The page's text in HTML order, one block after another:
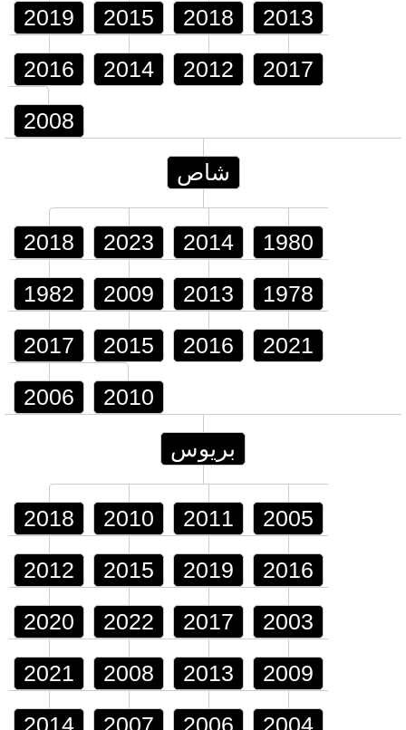
2019 2015 2018 2013
2016 2014 2012 2017
2008
شاص
2018 2023 2014 1980
1982 2009 2013 1978
2017 2015 2016 2021
2006 2010
بريوس
2018 2010 2011 2005
2012 2015 2019 2016
2020 2022 2017 2003
2021 2008 2013 2009
2014 2007 2006 2004